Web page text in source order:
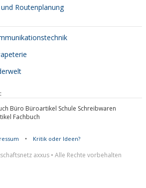
Routenplanung
Büro Büroartikel Schule Schreibwaren
Fachbuch
• Kritik oder Ideen?
axxus • Alle Rechte vorbehalten